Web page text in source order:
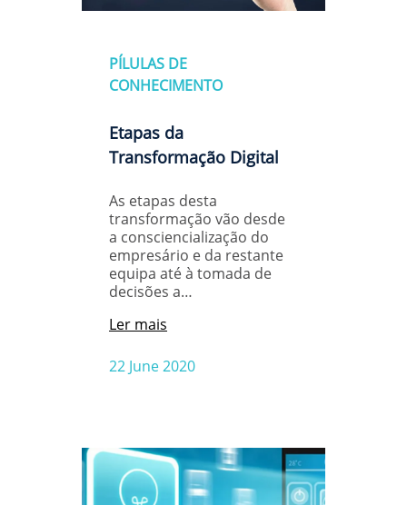
PÍLULAS DE
CONHECIMENTO
Etapas da
Transformação Digital
As etapas desta
transformação vão desde
a consciencialização do
empresário e da restante
equipa até à tomada de
decisões a…
22 June 2020
Ler mais